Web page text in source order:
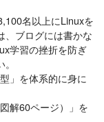
名以上にLinuxを
、ブログには書かな
学習の挫折を防ぎ
」を体系的に身に
解60ページ）」を